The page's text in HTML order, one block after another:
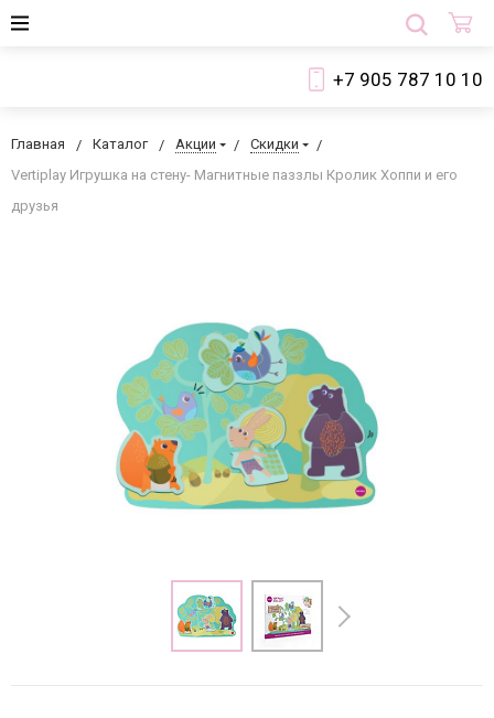
+7 905 787 10 10
Главная Каталог Акции
Скидки
Vertiplay Игрушка на стену- Магнитные паззлы Кролик Хоппи и его
друзья